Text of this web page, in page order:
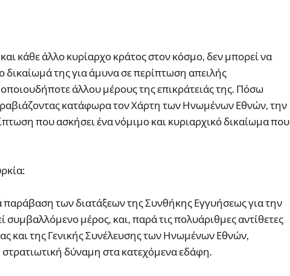
κάθε άλλο κυρίαρχο κράτος στον κόσμο, δεν μπορεί να
δικαίωμά της για άμυνα σε περίπτωση απειλής
άλλου μέρους της επικράτειάς της. Πόσω
κατάφωρα τον Χάρτη των Ηνωμένων Εθνών, την
που ασκήσει ένα νόμιμο και κυριαρχικό δικαίωμα που
παράβαση των διατάξεων της Συνθήκης Εγγυήσεως για την
μέρος, και, παρά τις πολυάριθμες αντίθετες
και της Γενικής Συνέλευσης των Ηνωμένων Εθνών,
στρατιωτική δύναμη στα κατεχόμενα εδάφη.